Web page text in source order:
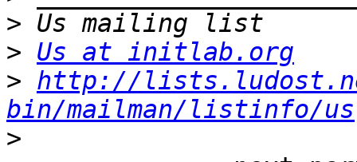
>
> Us at initlab.org
> http://
bin/mailman/listinfo/us
>